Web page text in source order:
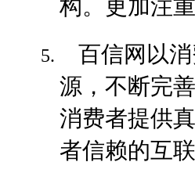
构。更加注
百信网以
源，不断完
消费者提供
者信赖的互